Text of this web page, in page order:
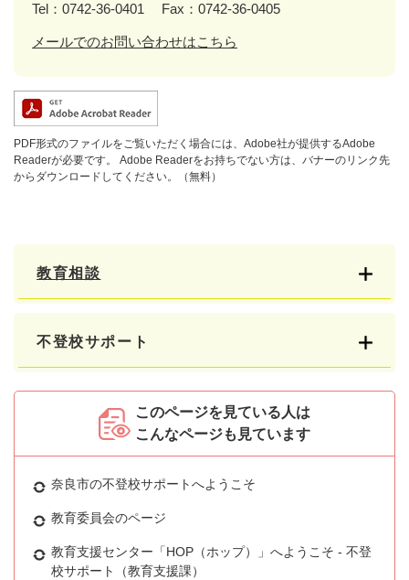
Tel：0742-36-0401
Fax：0742-36-0405
メールでのお問い合わせはこちら
PDF形式のファイルをご覧いただく場合には、Adobe社が提供するAdobe
Readerが必要です。
Adobe Readerをお持ちでない方は、バナーのリンク先
からダウンロードしてください。（無料）
教育相談
不登校サポート
このページを見ている人は
こんなページも見ています
奈良市の不登校サポートへようこそ
教育委員会のページ
教育支援センター「HOP（ホップ）」へようこそ - 不登
校サポート（教育支援課）